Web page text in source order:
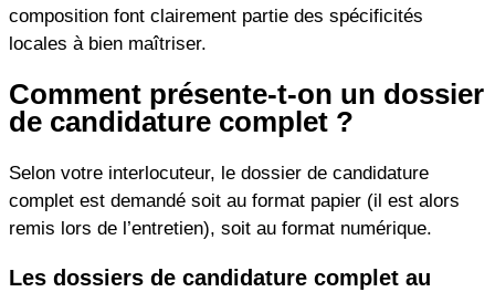
composition font clairement partie des spécificités
locales à bien maîtriser.
Comment présente-t-on un dossier
de candidature complet ?
Selon votre interlocuteur, le dossier de candidature
complet est demandé soit au format papier (il est alors
remis lors de l’entretien), soit au format numérique.
Les dossiers de candidature complet au